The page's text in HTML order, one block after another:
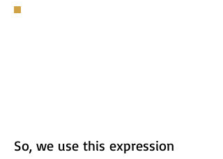
So, we use this expression